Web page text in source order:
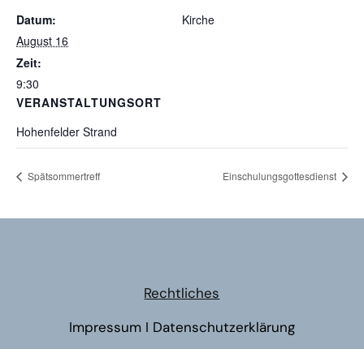
Datum:
August 16
Zeit:
9:30
VERANSTALTUNGSORT
Hohenfelder Strand
Kirche
Spätsommertreff Einschulungsgottesdienst
Rechtliches
ImpressumI Datenschutzerklärung